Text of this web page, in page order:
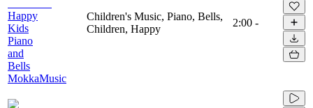
Happy
Kids
Piano
and
Bells
MokkaMusic
Children's Music, Piano, Bells,
Children, Happy
2:00 -